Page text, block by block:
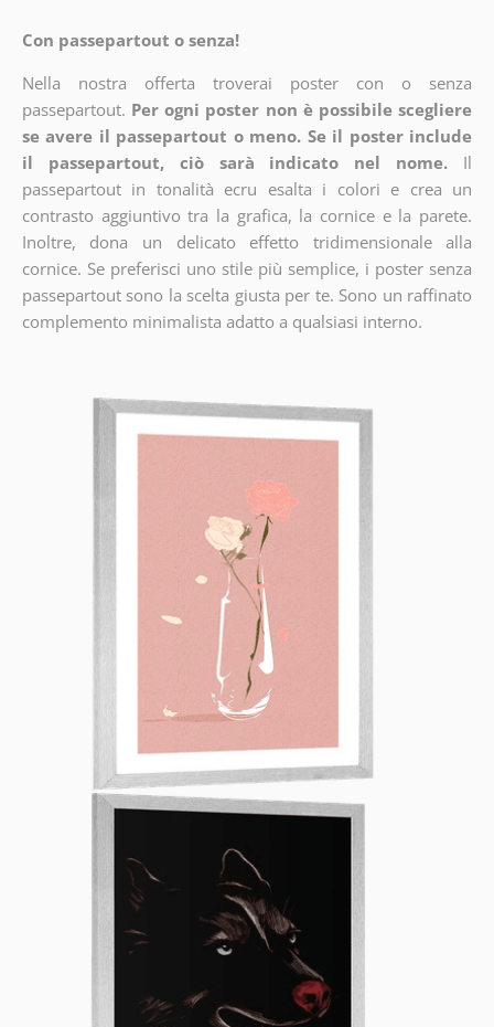
Con passepartout o senza!
Nella nostra offerta troverai poster con o senza
passepartout. Per ogni poster non è possibile scegliere
se avere il passepartout o meno. Se il poster include
il passepartout, ciò sarà indicato nel nome.
Il
passepartout in tonalità ecru esalta i colori e crea un
contrasto aggiuntivo tra la grafica, la cornice e la parete.
Inoltre, dona un delicato effetto tridimensionale alla
cornice. Se preferisci uno stile più semplice, i poster senza
passepartout sono la scelta giusta per te. Sono un raffinato
complemento minimalista adatto a qualsiasi interno.